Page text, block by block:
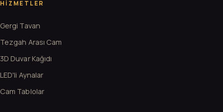
HIZMETLER
Gergi Tavan
Tezgah Arası Cam
3D Duvar Kağıdı
LED'li Aynalar
Cam Tablolar